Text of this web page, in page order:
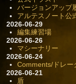
バージョンアップ
アルテスノート公
2026-06-29
編集練習場
2026-06-26
マシーナリー
2026-06-24
Comments/ドレー
2026-06-21
盾